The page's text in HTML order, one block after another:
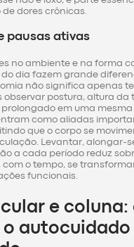
dores crônicas.
pausas ativas
no ambiente e na forma
do dia fazem grande
não significa apenas
observar postura, altura da
em uma mesma
como aliadas
que o corpo se
Levantar, alongar-
a cada período reduz
com o tempo, se
funcionais.
e coluna:
autocuidado